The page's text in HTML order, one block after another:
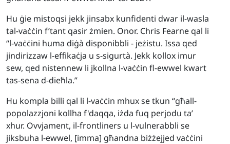
Hu ġie mistoqsi jekk jinsabx kunfidenti dwar il-wasla
tal-vaċċin f’tant qasir żmien. Onor. Chris Fearne qal li
“l-vaċċini huma diġà disponibbli - jeżistu. Issa qed
jindirizzaw l-effikaċja u s-sigurtà. Jekk kollox imur
sew, qed nistennew li jkollna l-vaċċin fl-ewwel kwart
tas-sena d-dieħla.”
Hu kompla billi qal li l-vaċċin mhux se tkun “għall-
popolazzjoni kollha f'daqqa, iżda fuq perjodu ta’
xhur. Ovvjament, il-frontliners u l-vulnerabbli se
jiksbuha l-ewwel, [imma] għandna biżżejjed vaċċini